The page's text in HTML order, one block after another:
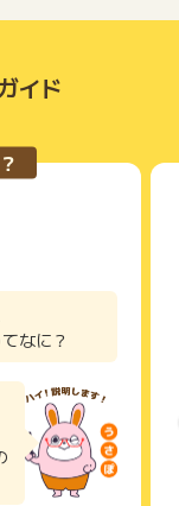
ことがある場合
ただくことを推奨
上の申し込み方
からお申し込みく
保管してくださ
る際に、該当の
かねますので、
アプリのこと
く、代理店が行
を把握しており
お問い合わせを
す。
でOKの｢シンプ
、最後に両手で
うるったお肌に。
にてご連絡】い
いた方に限りま
イド
なに？